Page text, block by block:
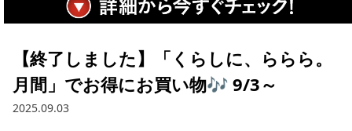
【終了しました】「くらしに、ららら。
月間」でお得にお買い物🎶 9/3～
2025.09.03